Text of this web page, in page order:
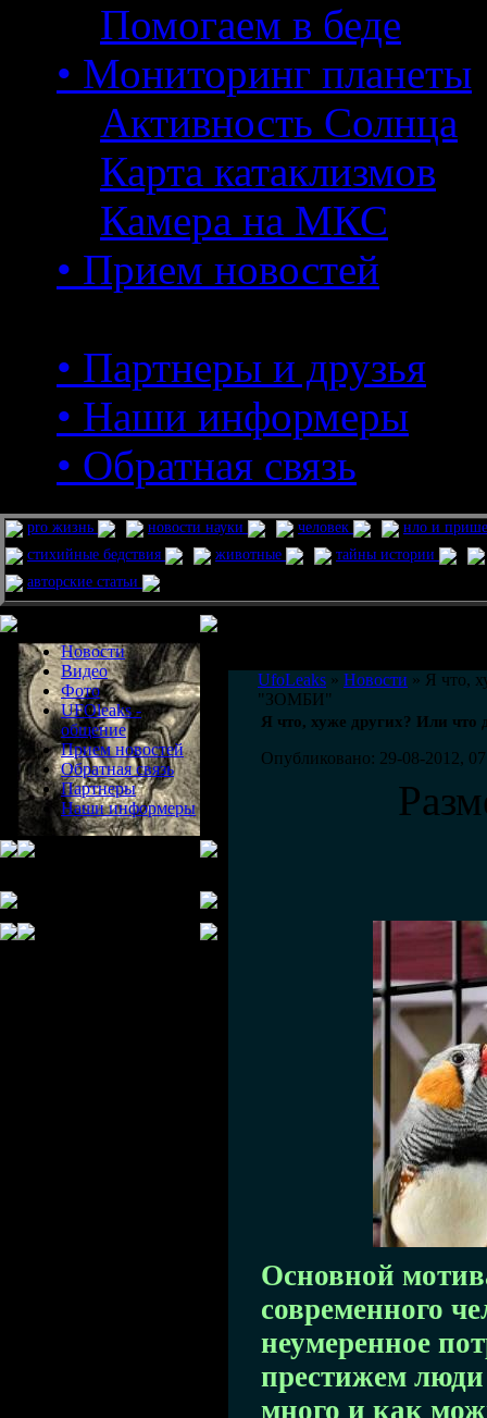
Помогаем в беде
• Мониторинг планеты
Активность Солнца
Карта катаклизмов
Камера на МКС
• Прием новостей
• Партнеры и друзья
• Наши информеры
• Обратная связь
pro жизнь новости науки человек
нло и
стихийные бедствия
животные
тайны истории
авторские статьи
Новости
Видео
Фото
UFOleaks -
общение
Прием новостей
Обратная связь
Партнеры
Наши информеры
UfoLeaks » Новости » Я что,
"ЗОМБИ"
Я что, хуже других? Или
Опубликовано: 29-08-2012,
Основной
современного
неумеренное
престижем люди
много и как